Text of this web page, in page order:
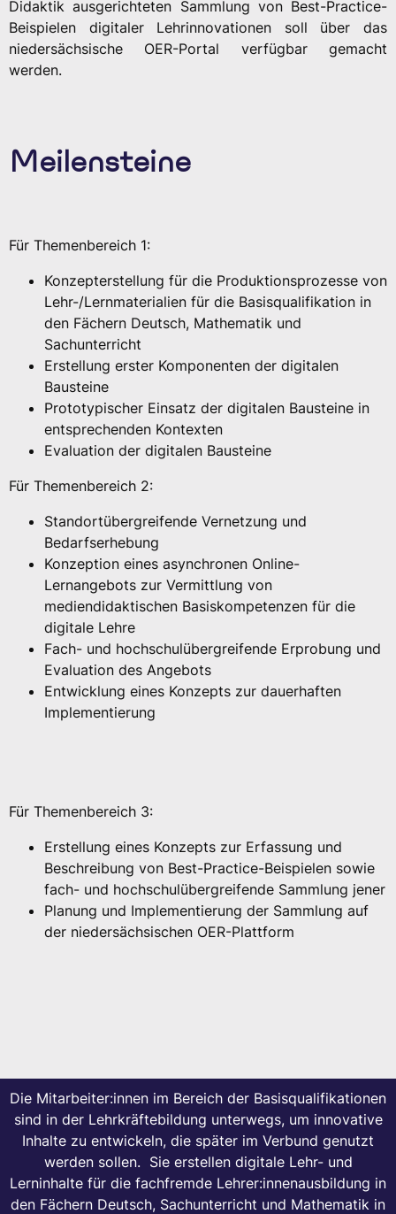
Didaktik ausgerichteten Sammlung von Best-Practice-
Beispielen digitaler Lehrinnovationen soll über das
niedersächsische OER-Portal verfügbar gemacht
werden.
Meilensteine
Für Themenbereich 1:
Konzepterstellung für die Produktionsprozesse von
Lehr-/Lernmaterialien für die Basisqualifikation in
den Fächern Deutsch, Mathematik und
Sachunterricht
Erstellung erster Komponenten der digitalen
Bausteine
Prototypischer Einsatz der digitalen Bausteine in
entsprechenden Kontexten
Evaluation der digitalen Bausteine
Für Themenbereich 2:
Standortübergreifende Vernetzung und
Bedarfserhebung
Konzeption eines asynchronen Online-
Lernangebots zur Vermittlung von
mediendidaktischen Basiskompetenzen für die
digitale Lehre
Fach- und hochschulübergreifende Erprobung und
Evaluation des Angebots
Entwicklung eines Konzepts zur dauerhaften
Implementierung
Für Themenbereich 3:
Erstellung eines Konzepts zur Erfassung und
Beschreibung von Best-Practice-Beispielen sowie
fach- und hochschulübergreifende Sammlung jener
Planung und Implementierung der Sammlung auf
der niedersächsischen OER-Plattform
Die Mitarbeiter:innen im Bereich der Basisqualifikationen
sind in der Lehrkräftebildung unterwegs, um innovative
Inhalte zu entwickeln, die später im Verbund genutzt
werden sollen. Sie erstellen digitale Lehr- und
Lerninhalte für die fachfremde Lehrer:innenausbildung in
den Fächern Deutsch, Sachunterricht und Mathematik in